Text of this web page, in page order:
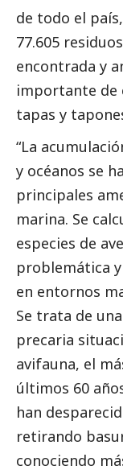
de todo el
77.605
encontrada y
importante de
tapas y
“La
y océanos se
principales
marina. Se
especies de
problemática y
en entornos
Se trata de
precaria
avifauna, el
últimos 60
han
retirando
conociendo